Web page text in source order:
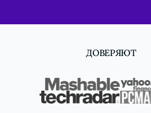
ДОВЕРЯЮТ